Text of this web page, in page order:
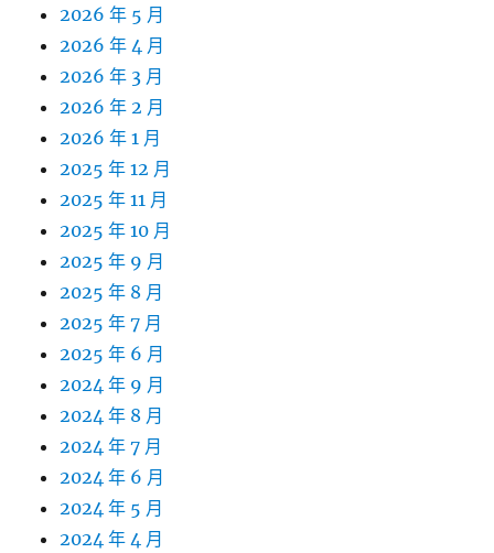
2026 年 5 月
2026 年 4 月
2026 年 3 月
2026 年 2 月
2026 年 1 月
2025 年 12 月
2025 年 11 月
2025 年 10 月
2025 年 9 月
2025 年 8 月
2025 年 7 月
2025 年 6 月
2024 年 9 月
2024 年 8 月
2024 年 7 月
2024 年 6 月
2024 年 5 月
2024 年 4 月